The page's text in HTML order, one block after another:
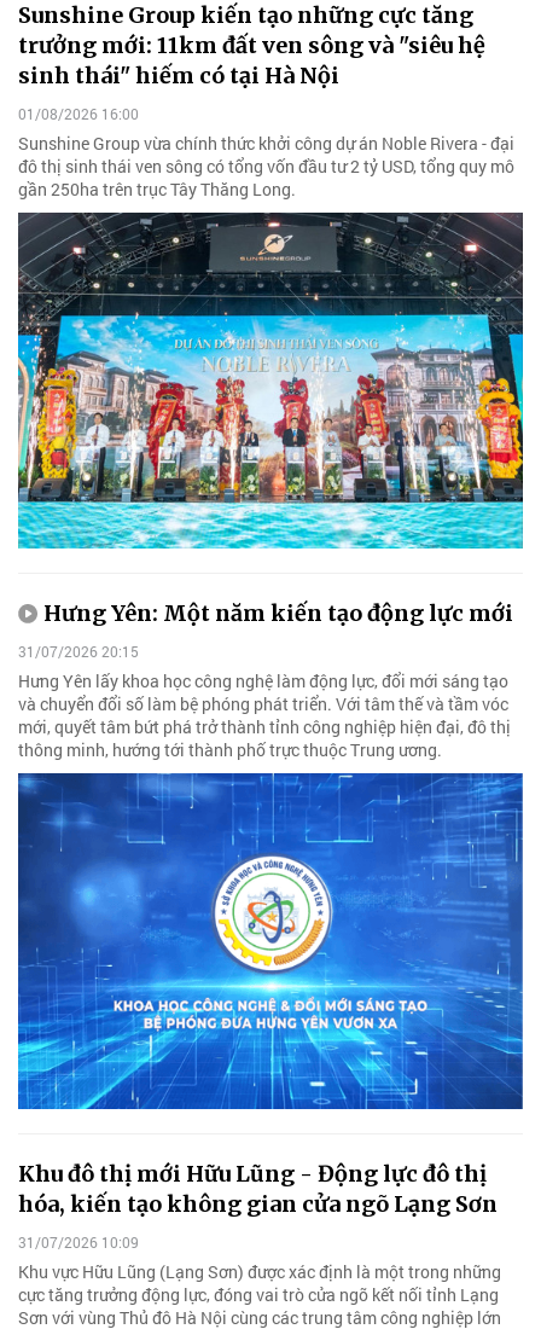
Sunshine Group kiến tạo những cực tăng
trưởng mới: 11km đất ven sông và "siêu hệ
sinh thái" hiếm có tại Hà Nội
01/08/2026 16:00
Sunshine Group vừa chính thức khởi công dự án Noble Rivera - đại
đô thị sinh thái ven sông có tổng vốn đầu tư 2 tỷ USD, tổng quy mô
gần 250ha trên trục Tây Thăng Long.
Hưng Yên: Một năm kiến tạo động lực mới
31/07/2026 20:15
Hưng Yên lấy khoa học công nghệ làm động lực, đổi mới sáng tạo
và chuyển đổi số làm bệ phóng phát triển. Với tâm thế và tầm vóc
mới, quyết tâm bứt phá trở thành tỉnh công nghiệp hiện đại, đô thị
thông minh, hướng tới thành phố trực thuộc Trung ương.
Khu đô thị mới Hữu Lũng - Động lực đô thị
hóa, kiến tạo không gian cửa ngõ Lạng Sơn
31/07/2026 10:09
Khu vực Hữu Lũng (Lạng Sơn) được xác định là một trong những
cực tăng trưởng động lực, đóng vai trò cửa ngõ kết nối tỉnh Lạng
Sơn với vùng Thủ đô Hà Nội cùng các trung tâm công nghiệp lớn